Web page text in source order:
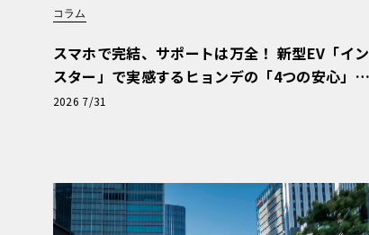
コラム
スマホで完結、サポートは万全！ 新型EV「イン
スター」で実感するヒョンデの「4つの安心」
【第1回・ヒョンデ6つの疑問：Why? Hyunda
2026 7/31